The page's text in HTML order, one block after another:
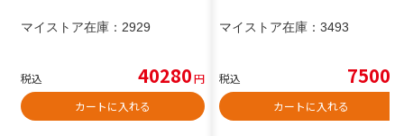
マイストア在庫： 2929
税込 40280円
カートに入れる
マイストア在庫： 3493
税込 7500
カートに入れる